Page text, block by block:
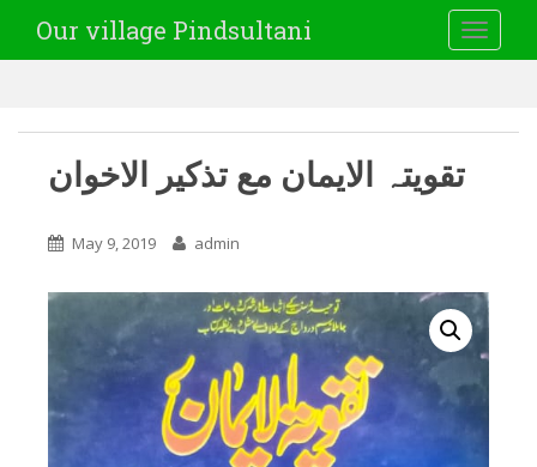
Our village Pindsultani
تقویتہ الایمان مع تذکیر الاخوان
May 9, 2019 admin